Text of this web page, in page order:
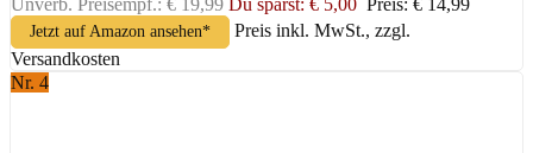
Unverb. Preisempf.: € 19,99 Du sparst: € 5,00 Preis: € 14,99
Jetzt auf Amazon ansehen*
Preis inkl. MwSt., zzgl.
Versandkosten
Nr. 4